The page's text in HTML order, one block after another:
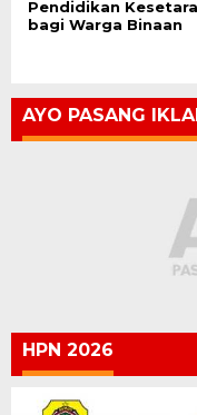
Pendidikan
bagi Warga Binaan
AYO PASANG
HPN 2026